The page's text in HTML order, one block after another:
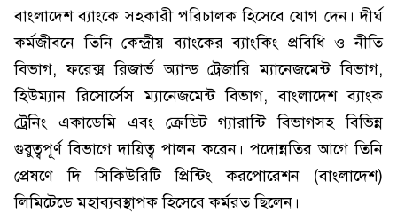
বাংলাদেশ ব্যাংকে সহকারী পরিচালক হিসেবে যোগ দেন। দীর্ঘ
কর্মজীবনে তিনি কেন্দ্রীয় ব্যাংকের ব্যাংকিং প্রবিধি ও নীতি
বিভাগ, ফরেক্স রিজার্ভ অ্যান্ড ট্রেজারি ম্যানেজমেন্ট বিভাগ,
হিউম্যান রিসোর্সেস ম্যানেজমেন্ট বিভাগ, বাংলাদেশ ব্যাংক
ট্রেনিং একাডেমি এবং ক্রেডিট গ্যারান্টি বিভাগসহ বিভিন্ন
গুরুত্বপূর্ণ বিভাগে দায়িত্ব পালন করেন। পদোন্নতির আগে তিনি
প্রেষণে দি সিকিউরিটি প্রিন্টিং করপোরেশন (বাংলাদেশ)
লিমিটেডে মহাব্যবস্থাপক হিসেবে কর্মরত ছিলেন।